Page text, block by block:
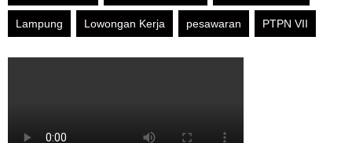
Lampung Lowongan Kerja pesawaran PTPN VII